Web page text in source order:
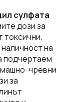
сулфата
дози за
токсични.
на
подчертаем
чревни
за